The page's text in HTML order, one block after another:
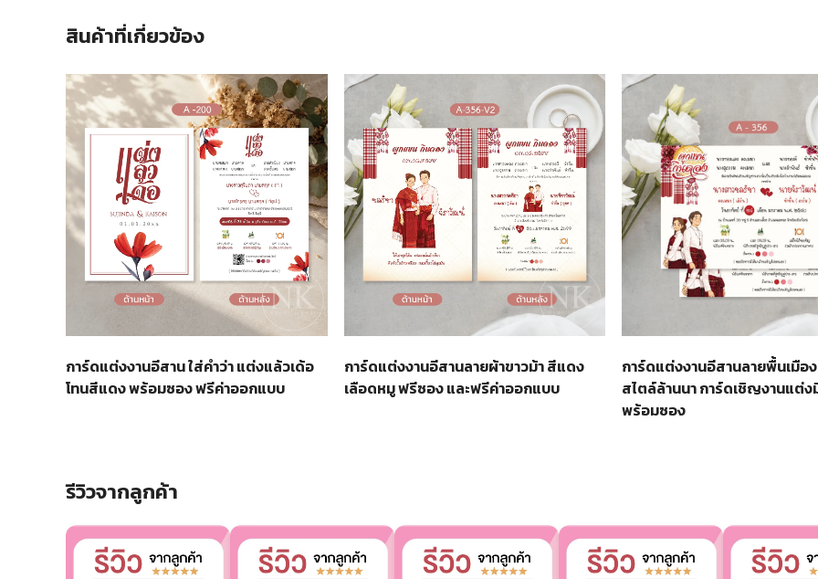
สินค้าที่เกี่ยวข้อง
การ์ดแต่งงานอีสาน ใส่คำว่า แต่งแล้วเด้อ
โทนสีแดง พร้อมซอง ฟรีค่าออกแบบ
การ์ดแต่งงานอีสานลายผ้าขาวม้า สีแดง
เลือดหมู ฟรีซอง และฟรีค่าออกแบบ
การ์ดแต่งงานอีสานลายพื้นเมือ
สไตล์ล้านนา การ์ดเชิญงานแต่
พร้อมซอง
รีวิวจากลูกค้า